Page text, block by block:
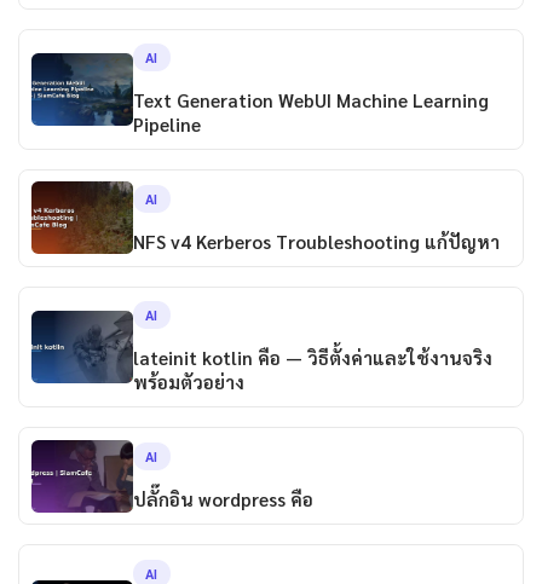
AI
Text Generation WebUI Machine Learning
Pipeline
AI
NFS v4 Kerberos Troubleshooting แก้ปัญหา
AI
lateinit kotlin คือ — วิธีตั้งค่าและใช้งานจริง
พร้อมตัวอย่าง
AI
ปลั๊กอิน wordpress คือ
AI